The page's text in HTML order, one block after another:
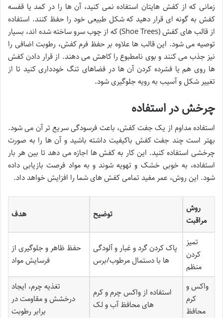
زمانی که از کفش هایتان استفاده نمی کنید، آن ها را در کمد یا قفسه
کفش به گونه ای قرار دهید که شکل طبیعی خود را حفظ کنند. استفاده
از قالب های کفش (Shoe Trees) که از چوب سرو ساخته شده اند، بسیار
توصیه می شود. این قالب ها علاوه بر حفظ فرم کفش، رطوبت اضافی را
نیز جذب می کنند و بوی نامطبوع را کاهش می دهند. از قرار دادن کفش
ها روی هم یا فشرده کردن آن ها در فضاهای تنگ خودداری کنید تا از
تغییر شکل و آسیب به رویه جلوگیری شود.
چرخش در استفاده
استفاده مداوم از یک جفت کفش، باعث فرسودگی سریع تر آن می شود.
بهتر است چند جفت کفش باکیفیت داشته باشید و آن ها را به صورت
چرخشی استفاده کنید. این کار به کفش ها اجازه می دهد تا بین هر بار
استفاده، به خوبی خشک و تهویه شوند و به مواد فرصت بازیابی داده
شود. این روش، عمر مفید تمامی کفش های شما را افزایش خواهد داد.
روش
مراقبت
توضیح هدف
تمیز
کردن
منظم
پاک کردن گرد و غبار و آلودگی
ها با دستمال مرطوب/برس
حفظ ظاهر و جلوگیری از
فرسایش مواد
واکس و
کرم
محافظ
استفاده از واکس چرم و کرم
های محافظ آب و لک
تغذیه چرم، ایجاد
درخشش و مقاومت در
برابر رطوبت